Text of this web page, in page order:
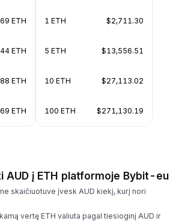
ETH
ETH
ETH
ETH
1 ETH $2,711.30
5 ETH $13,556.51
10 ETH $27,113.02
100 ETH $271,130.19
AUD į ETH platformoje Bybit-eu
skaičiuotuve įvesk AUD kiekį, kurį nori
vertę ETH valiuta pagal tiesioginį AUD ir